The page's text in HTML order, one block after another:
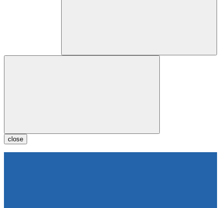
close